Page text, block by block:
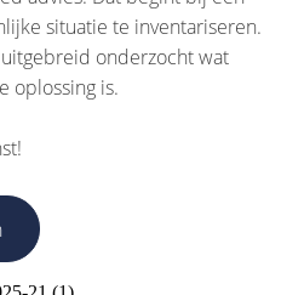
situatie te inventariseren.
onderzocht wat
oplossing is.